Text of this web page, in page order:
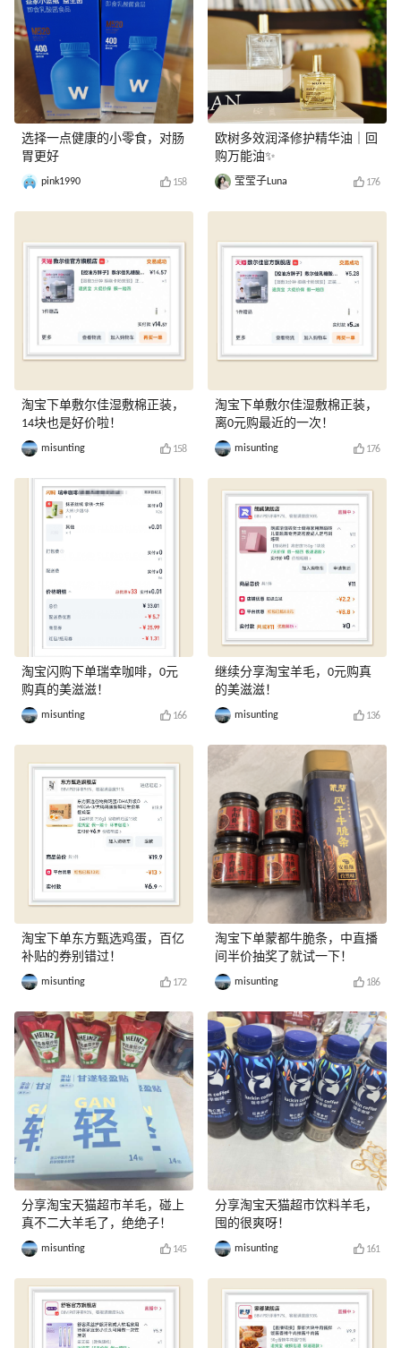
选择一点健康的小零食，对肠
胃更好
pink1990 158
淘宝下单敷尔佳湿敷棉正装，
14块也是好价啦！
misunting 158
淘宝闪购下单瑞幸咖啡，0元
购真的美滋滋！
misunting 166
淘宝下单东方甄选鸡蛋，百亿
补贴的券别错过！
misunting 172
分享淘宝天猫超市羊毛，碰上
真不二大羊毛了，绝绝子！
misunting 145
欧树多效润泽修护精华油｜回
购万能油✨
莹莹子Luna 176
淘宝下单敷尔佳湿敷棉正装，
离0元购最近的一次！
misunting 176
继续分享淘宝羊毛，0元购真
的美滋滋！
misunting 136
淘宝下单蒙都牛脆条，中直播
间半价抽奖了就试一下！
misunting 186
分享淘宝天猫超市饮料羊毛，
囤的很爽呀！
misunting 161